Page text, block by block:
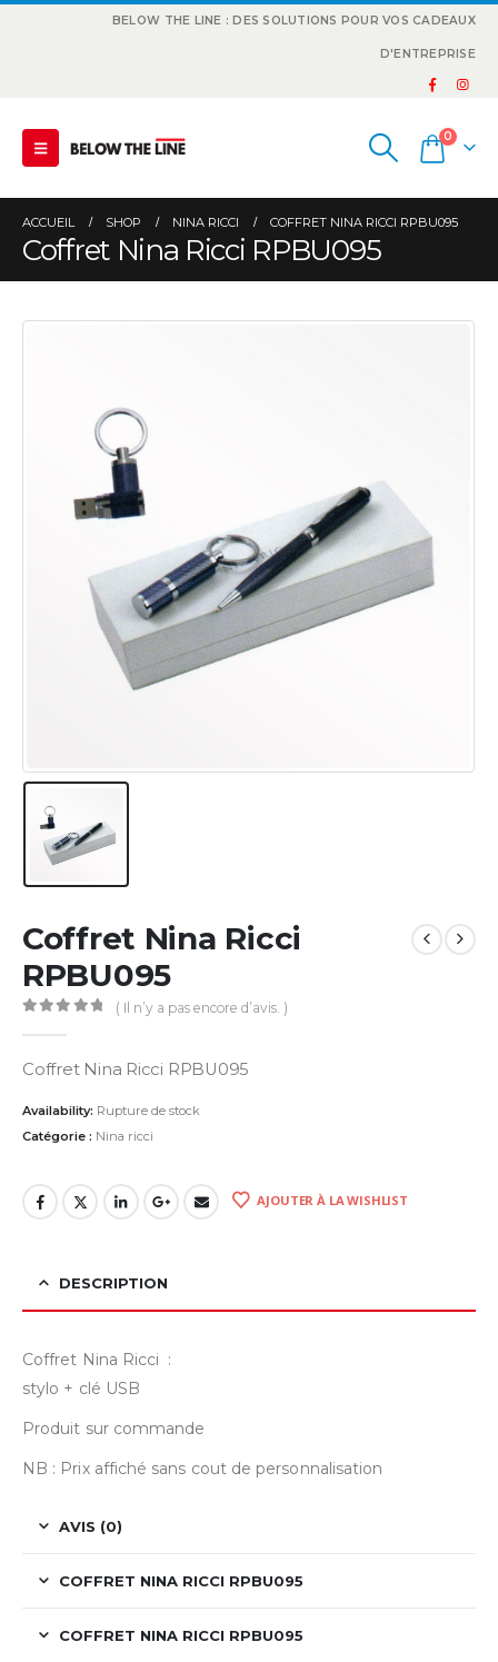
BELOW THE LINE : DES SOLUTIONS POUR VOS CADEAUX
D'ENTREPRISE
0
ACCUEIL SHOP NINA RICCI COFFRET NINA RICCI RPBU095
Coffret Nina Ricci RPBU095
Coffret Nina Ricci
RPBU095
( Il n’y a pas encore d’avis. )
Coffret Nina Ricci RPBU095
Availability: Rupture de stock
Catégorie : Nina ricci
AJOUTER À LA WISHLIST
DESCRIPTION
Coffret Nina Ricci :
stylo + clé USB
Produit sur commande
NB : Prix affiché sans cout de personnalisation
AVIS (0)
COFFRET NINA RICCI RPBU095
COFFRET NINA RICCI RPBU095